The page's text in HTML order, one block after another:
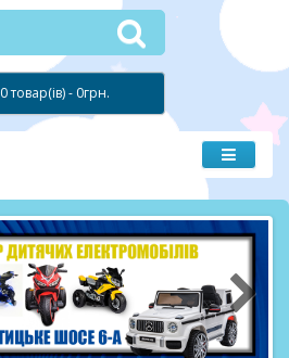
0 товар(ів) - 0грн.